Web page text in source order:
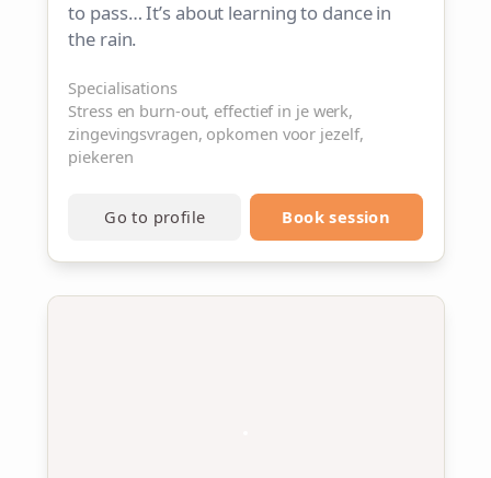
to pass… It’s about learning to dance in
the rain.
Specialisations
Stress en burn-out, effectief in je werk,
zingevingsvragen, opkomen voor jezelf,
piekeren
Go to profile Book session